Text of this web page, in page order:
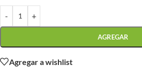
- +
AGREGAR
Agregar a wishlist